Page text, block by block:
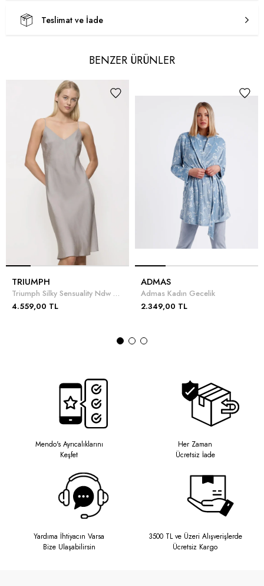
Teslimat ve İade
BENZER ÜRÜNLER
TRIUMPH
Triumph Silky Sensuality Ndw X 01 Gecelik
4.559,00 TL
ADMAS
Admas Kadın Gecelik
2.349,00 TL
Mendo's Ayrıcalıklarını
Keşfet
Her Zaman
Ücretsiz İade
Yardıma İhtiyacın Varsa
Bize Ulaşabilirsin
3500 TL ve Üzeri Alışverişlerde
Ücretsiz Kargo